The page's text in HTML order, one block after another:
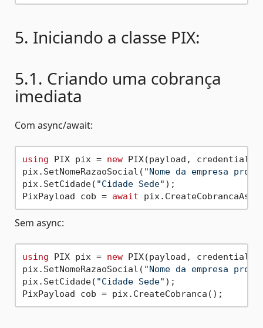
5. Iniciando a classe PIX:
5.1. Criando uma cobrança
imediata
Com async/await:
using PIX pix = new PIX(payload, credentials,
pix.SetNomeRazaoSocial( "Nome da empresa
pix.SetCidade( "Cidade Sede" );
PixPayload cob = await
Sem async:
using PIX pix = new PIX(payload, credentials,
pix.SetNomeRazaoSocial( "Nome da empresa
pix.SetCidade( "Cidade Sede" );